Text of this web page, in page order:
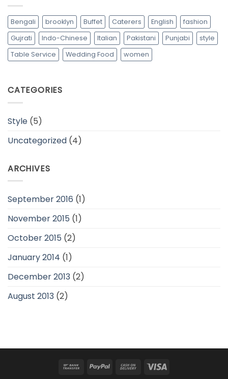
Bengali brooklyn Buffet Caterers English
fashion
Gujrati
Indo-Chinese Italian Pakistani Punjabi
style
Table Service
Wedding Food women
CATEGORIES
Style (5)
Uncategorized (4)
ARCHIVES
September 2016 (1)
November 2015 (1)
October 2015 (2)
January 2014 (1)
December 2013 (2)
August 2013 (2)